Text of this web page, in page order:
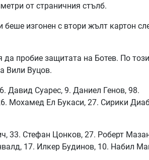
от страничния стълб.
беше изгонен с втори жълт картон
пробие защитата на Ботев. По този
Вили Вуцов.
Давид Суарес, 9. Даниел Генов, 98.
Мохамед Ел Букаси, 27. Сирики
33. Стефан Цонков, 27. Роберт
17. Илкер Будинов, 10. Набил